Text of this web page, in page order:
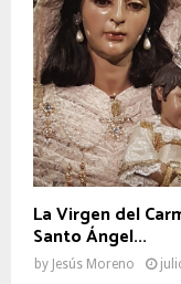
La Virgen del
Santo Ángel...
by Jesús Moreno